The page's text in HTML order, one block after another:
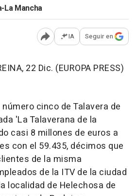
La Mancha
Abrir opciones para
IA Seguir en
22 Dic. (EUROPA PRESS)
cinco de Talavera de
'La Talaverana de la
casi 8 millones de euros a
con el 59.435, décimos que
de la misma
de la ITV de la ciudad
localidad de Helechosa de